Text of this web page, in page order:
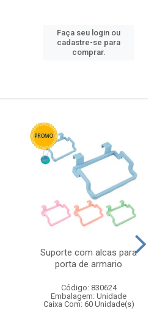
Faça seu login ou
cadastre-se para
comprar.
Suporte com alcas para
porta de armario
Código: 830624
Embalagem: Unidade
Caixa Com: 60 Unidade(s)